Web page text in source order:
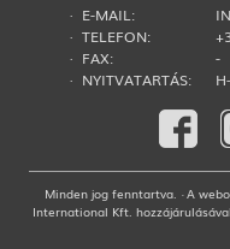
· E-MAIL:
· TELEFON:
· FAX:
-
· NYITVATARTÁS:
Minden jog fenntartva. · A
International Kft.